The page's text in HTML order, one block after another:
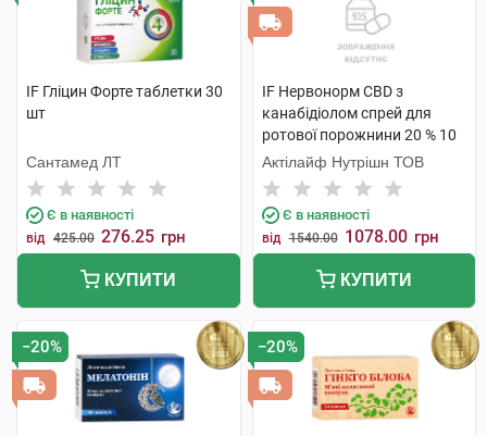
Транквілізатори (анксіолітики)
IF Гліцин Форте таблетки 30
шт
Сантамед ЛТ
Є в наявності
від 425.00 276.25 грн
КУПИТИ
IF Нервонорм CBD з
канабідіолом спрей для
ротової порожнини 20 % 10
мл 1 флакон
Актілайф Нутрішн ТОВ
Є в наявності
від 1540.00 1078.00 грн
КУПИТИ
−20% −20%